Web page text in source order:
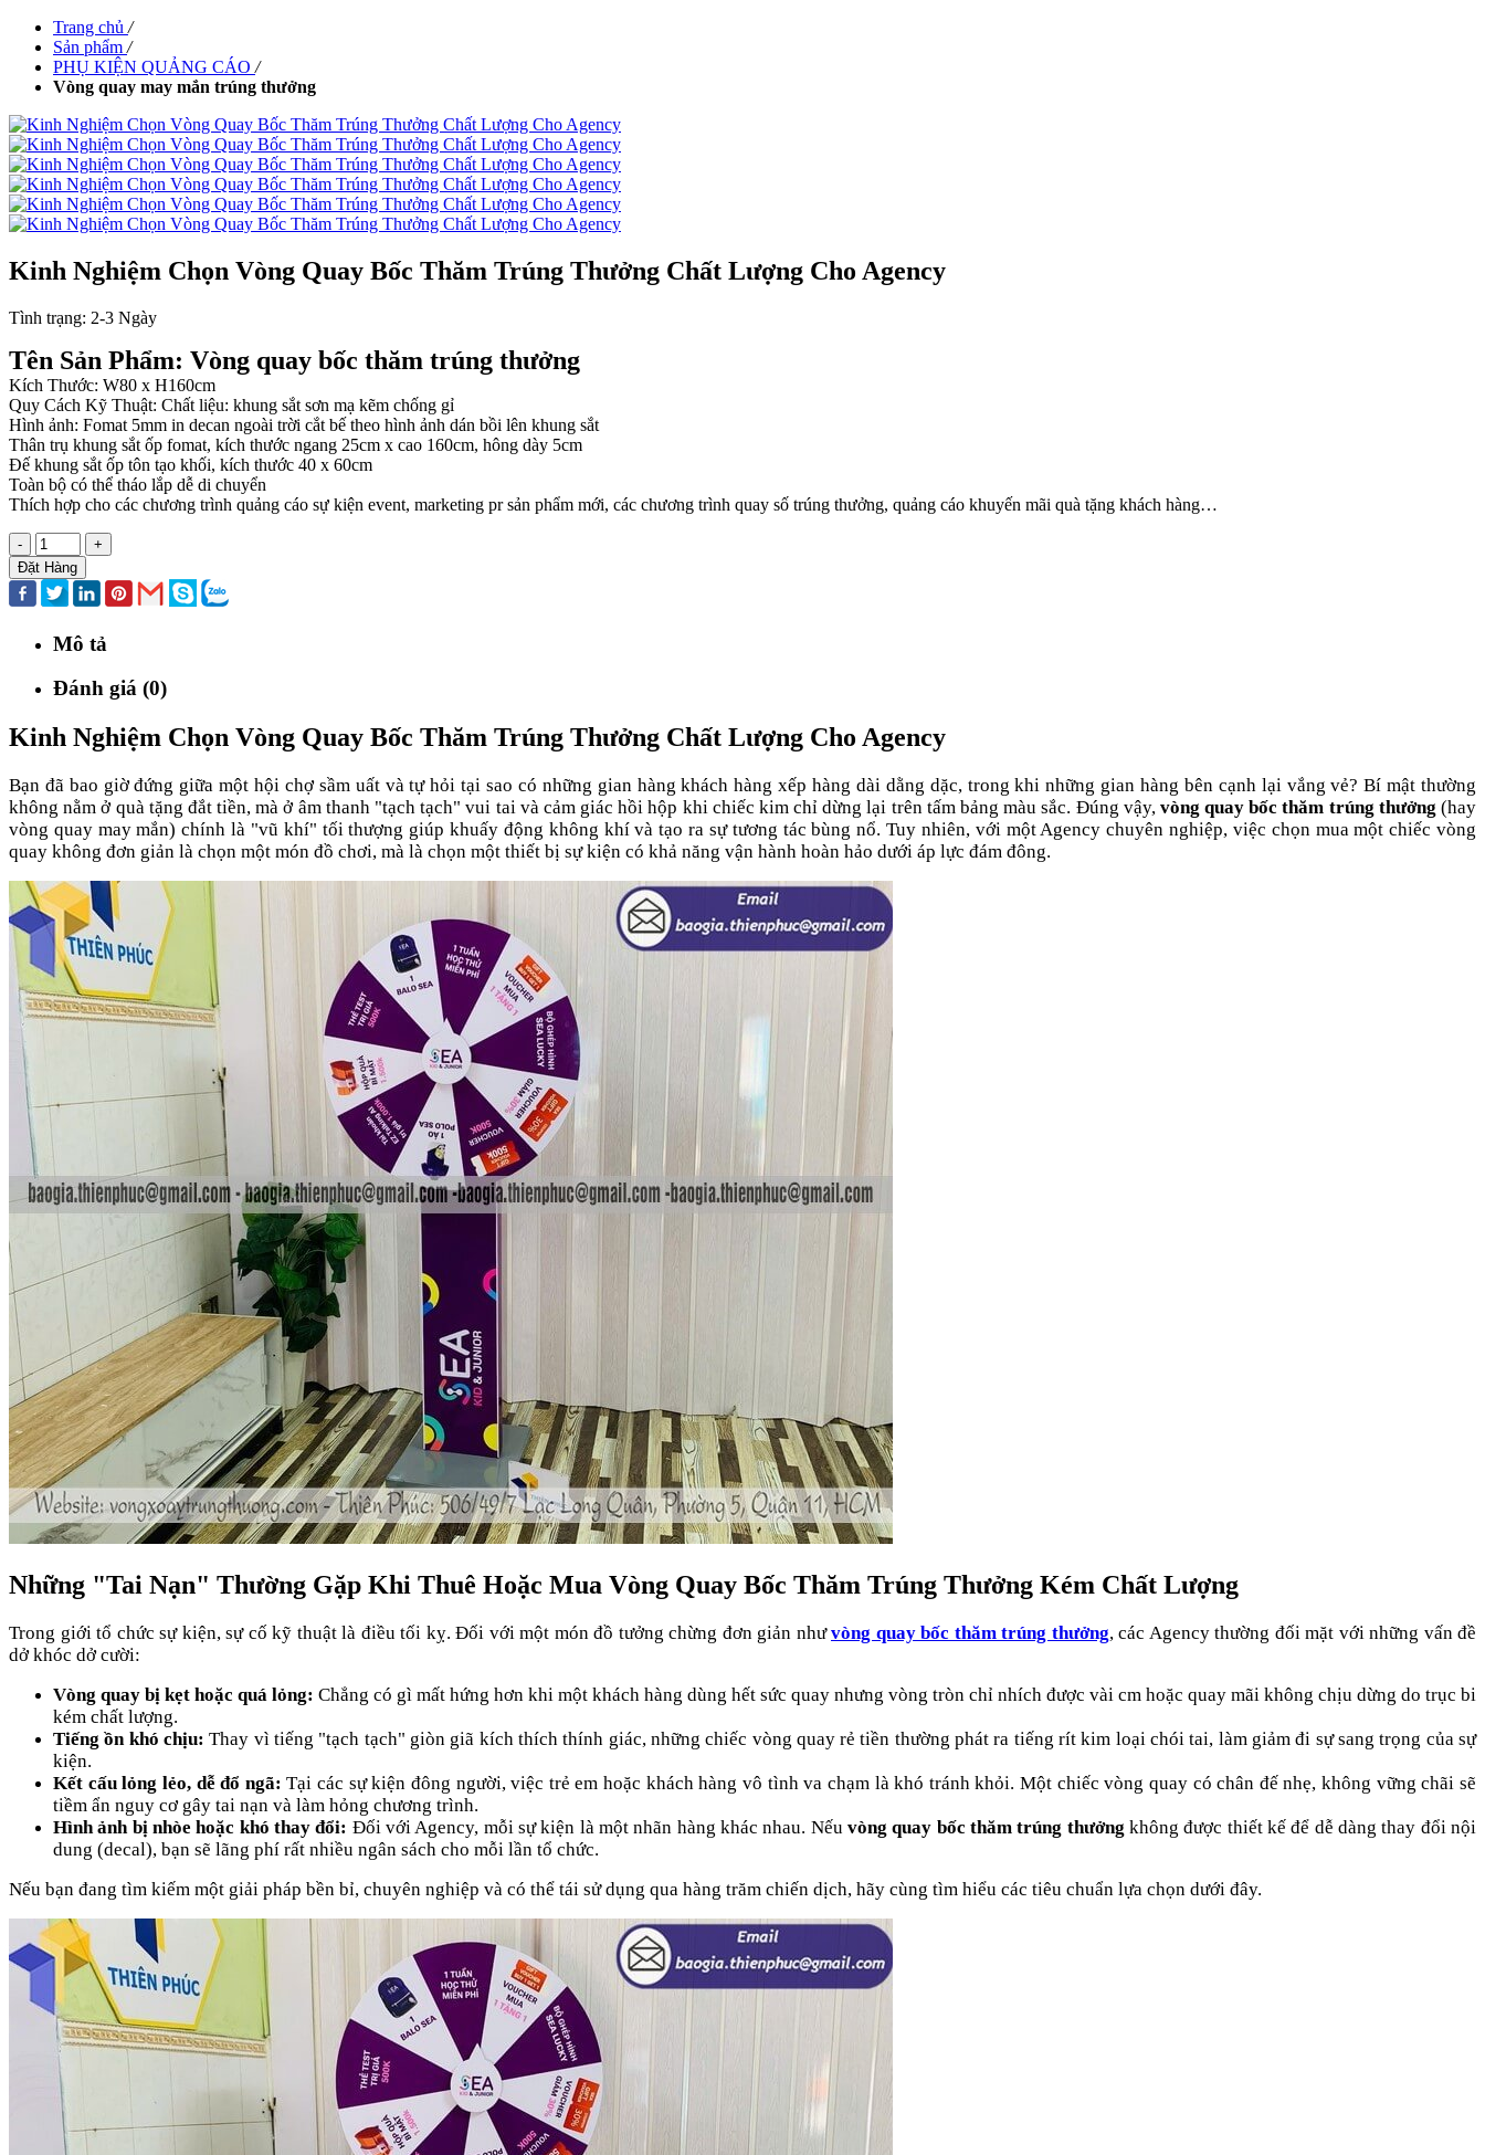
Trang chủ /
Sản phẩm /
PHỤ KIỆN QUẢNG CÁO /
Vòng quay may mắn trúng thưởng
Kinh Nghiệm Chọn Vòng Quay Bốc Thăm Trúng Thưởng Chất Lượng Cho Agency
Tình trạng: 2-3 Ngày
Tên Sản Phẩm: Vòng quay bốc thăm trúng thưởng
Kích Thước: W80 x H160cm
Quy Cách Kỹ Thuật: Chất liệu: khung sắt sơn mạ kẽm chống gỉ
Hình ảnh: Fomat 5mm in decan ngoài trời cắt bế theo hình ảnh dán bồi lên khung sắt
Thân trụ khung sắt ốp fomat, kích thước ngang 25cm x cao 160cm, hông dày 5cm
Đế khung sắt ốp tôn tạo khối, kích thước 40 x 60cm
Toàn bộ có thể tháo lắp dễ di chuyển
Thích hợp cho các chương trình quảng cáo sự kiện event, marketing pr sản phẩm mới, các chương trình quay số trúng thưởng, quảng cáo khuyến mãi quà tặng khách hàng…
-
+
Đặt Hàng
Mô tả
Đánh giá (0)
Kinh Nghiệm Chọn Vòng Quay Bốc Thăm Trúng Thưởng Chất Lượng Cho Agency
Bạn đã bao giờ đứng giữa một hội chợ sầm uất và tự hỏi tại sao có những gian hàng khách hàng xếp hàng dài dằng dặc, trong khi những gian hàng bên cạnh lại vắng vẻ? Bí mật thường
không nằm ở quà tặng đắt tiền, mà ở âm thanh "tạch tạch" vui tai và cảm giác hồi hộp khi chiếc kim chỉ dừng lại trên tấm bảng màu sắc. Đúng vậy, vòng quay bốc thăm trúng thưởng (hay
vòng quay may mắn) chính là "vũ khí" tối thượng giúp khuấy động không khí và tạo ra sự tương tác bùng nổ. Tuy nhiên, với một Agency chuyên nghiệp, việc chọn mua một chiếc vòng
quay không đơn giản là chọn một món đồ chơi, mà là chọn một thiết bị sự kiện có khả năng vận hành hoàn hảo dưới áp lực đám đông.
Những "Tai Nạn" Thường Gặp Khi Thuê Hoặc Mua Vòng Quay Bốc Thăm Trúng Thưởng Kém Chất Lượng
Trong giới tổ chức sự kiện, sự cố kỹ thuật là điều tối kỵ. Đối với một món đồ tưởng chừng đơn giản nhưvòng quay bốc thăm trúng thưởng, các Agency thường đối mặt với những vấn đề
dở khóc dở cười:
Vòng quay bị kẹt hoặc quá lỏng: Chẳng có gì mất hứng hơn khi một khách hàng dùng hết sức quay nhưng vòng tròn chỉ nhích được vài cm hoặc quay mãi không chịu dừng do trục bi
kém chất lượng.
Tiếng ồn khó chịu: Thay vì tiếng "tạch tạch" giòn giã kích thích thính giác, những chiếc vòng quay rẻ tiền thường phát ra tiếng rít kim loại chói tai, làm giảm đi sự sang trọng của sự
kiện.
Kết cấu lỏng lẻo, dễ đổ ngã: Tại các sự kiện đông người, việc trẻ em hoặc khách hàng vô tình va chạm là khó tránh khỏi. Một chiếc vòng quay có chân đế nhẹ, không vững chãi sẽ
tiềm ẩn nguy cơ gây tai nạn và làm hỏng chương trình.
Hình ảnh bị nhòe hoặc khó thay đổi: Đối với Agency, mỗi sự kiện là một nhãn hàng khác nhau. Nếuvòng quay bốc thăm trúng thưởng không được thiết kế để dễ dàng thay đổi nội
dung (decal), bạn sẽ lãng phí rất nhiều ngân sách cho mỗi lần tổ chức.
Nếu bạn đang tìm kiếm một giải pháp bền bỉ, chuyên nghiệp và có thể tái sử dụng qua hàng trăm chiến dịch, hãy cùng tìm hiểu các tiêu chuẩn lựa chọn dưới đây.